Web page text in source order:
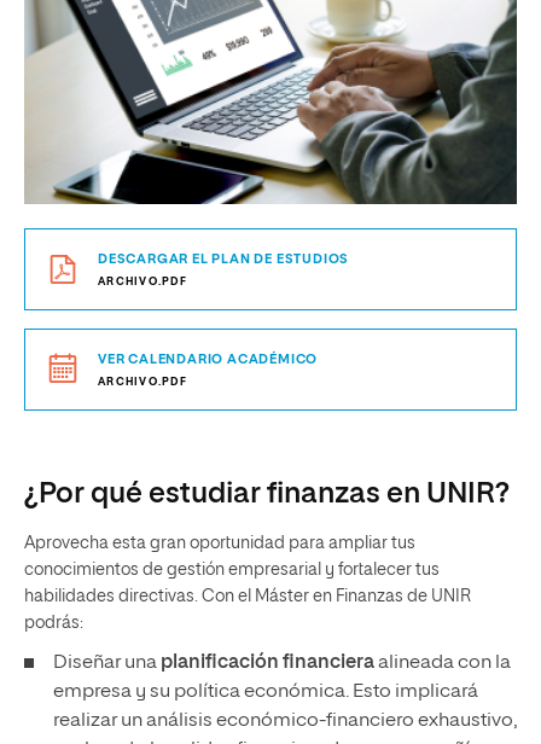
DESCARGAR EL PLAN DE ESTUDIOS
ARCHIVO.PDF
VER CALENDARIO ACADÉMICO
ARCHIVO.PDF
¿Por qué estudiar finanzas en UNIR?
Aprovecha esta gran oportunidad para ampliar tus
conocimientos de gestión empresarial y fortalecer tus
habilidades directivas. Con el Máster en Finanzas de UNIR
podrás:
Diseñar una planificación financieraalineada con la
empresa y su política económica. Esto implicará
realizar un análisis económico-financiero exhaustivo,